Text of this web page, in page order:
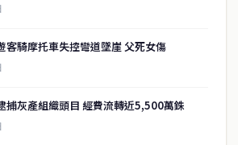
客騎摩托車失控彎道墜崖 父死女傷
捕灰產組織頭目 經費流轉近5,500萬銖